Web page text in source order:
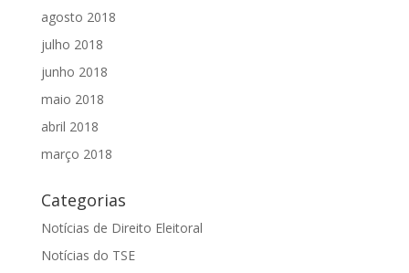
agosto 2018
julho 2018
junho 2018
maio 2018
abril 2018
março 2018
Categorias
Notícias de Direito Eleitoral
Notícias do TSE